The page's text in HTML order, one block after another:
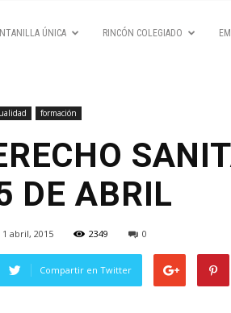
ÚNICA RINCÓN COLEGIADO
formación
DE ABRIL
1 abril, 2015 2349 0
Compartir en Twitter